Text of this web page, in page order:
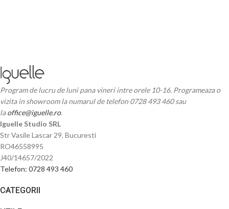
Program de lucru de luni pana vineri intre orele 10-16. Programeaza o
vizita in showroom la numarul de telefon 0728 493 460 sau
laoffice@iguelle.ro.
Iguelle Studio SRL
Str Vasile Lascar 29, Bucuresti
RO46558995
J40/14657/2022
Telefon: 0728 493 460
CATEGORII